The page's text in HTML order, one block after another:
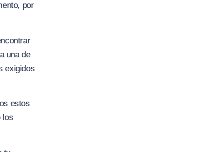
por
una de
exigidos
estos
los